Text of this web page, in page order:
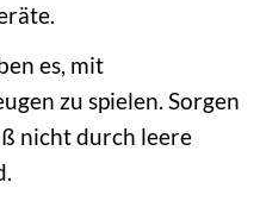
es, mit
zu spielen. Sorgen
nicht durch leere